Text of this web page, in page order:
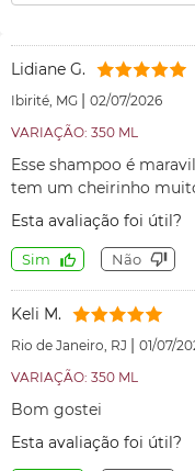
Lidiane G.
Ibirité, MG | 02/07/2026
VARIAÇÃO: 350 ML
Esse shampoo é
tem um cheirinho
Esta avaliação foi útil?
Sim Não
Keli M.
Rio de Janeiro, RJ | 01/07/
VARIAÇÃO: 350 ML
Bom gostei
Esta avaliação foi útil?